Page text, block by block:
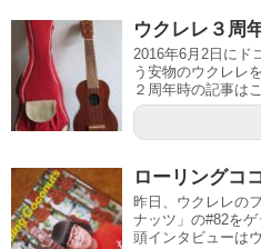
ウクレレ３周
2016年6月2日にド
う安物のウクレレ
２周年時の記事は
ローリングコ
昨日、ウクレレの
ナッツ」の#82を
頭インタビューは